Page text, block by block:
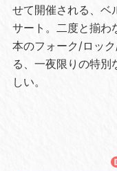
せて開催される、ベ
サート。二度と揃わ
本のフォーク/ロッ
る、一夜限りの特別
しい。